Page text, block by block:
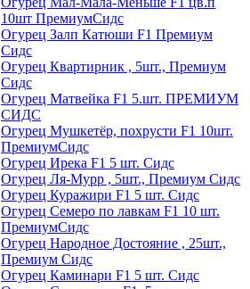
10шт ПремиумСидс
Огурец Залп Катюши F1 Премиум
Сидс
Огурец Квартирник , 5шт., Премиум
Сидс
Огурец Матвейка F1 5.шт. ПРЕМИУМ
СИДС
Огурец Мушкетёр, похрусти F1 10шт.
ПремиумСидс
Огурец Ирека F1 5 шт. Сидс
Огурец Ля-Мурр , 5шт., Премиум Сидс
Огурец Куражири F1 5 шт. Сидс
Огурец Семеро по лавкам F1 10 шт.
ПремиумСидс
Огурец Народное Достояние , 25шт.,
Премиум Сидс
Огурец Каминари F1 5 шт. Сидс